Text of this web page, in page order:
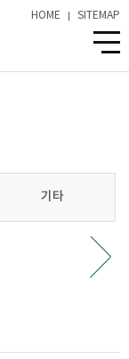
HOME SITEMAP
기타